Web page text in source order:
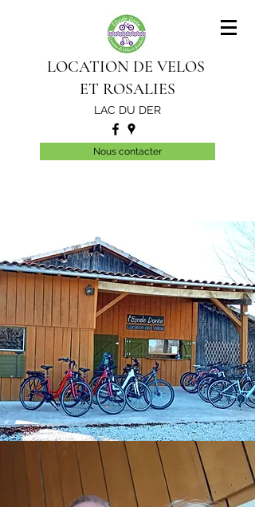
LOCATION DE VELOS
ET ROSALIES
LAC DU DER
Nous contacter